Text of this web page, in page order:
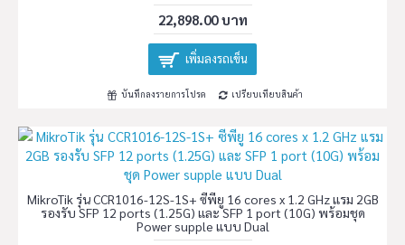
22,898.00 บาท
เพิ่มลงรถเข็น
บันทึกลงรายการโปรด เปรียบเทียบสินค้า
MikroTik รุ่น CCR1016-12S-1S+ ซีพียู 16 cores x 1.2 GHz แรม 2GB
รองรับ SFP 12 ports (1.25G) และ SFP 1 port (10G) พร้อมชุด
Power supple แบบ Dual